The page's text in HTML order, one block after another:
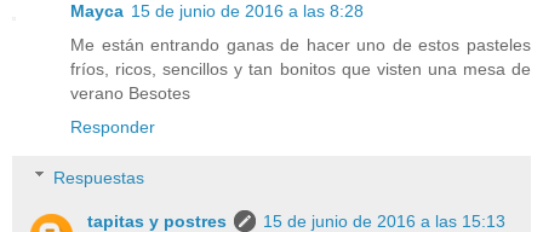
Mayca 15 de junio de 2016 a las 8:28
Me están entrando ganas de hacer uno de estos pasteles
fríos, ricos, sencillos y tan bonitos que visten una mesa de
verano Besotes
Responder
Respuestas
tapitas y postres
15 de junio de 2016 a las 15:13